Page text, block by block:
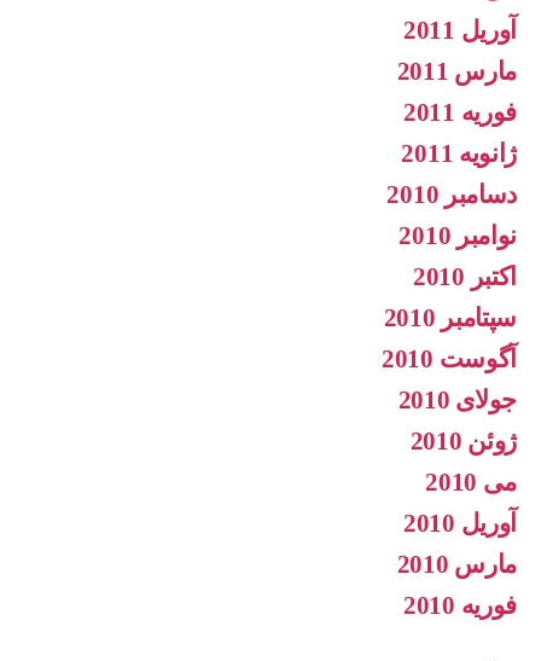
آوریل 2011
مارس 2011
فوریه 2011
ژانویه 2011
دسامبر 2010
نوامبر 2010
اکتبر 2010
سپتامبر 2010
آگوست 2010
جولای 2010
ژوئن 2010
می 2010
آوریل 2010
مارس 2010
فوریه 2010